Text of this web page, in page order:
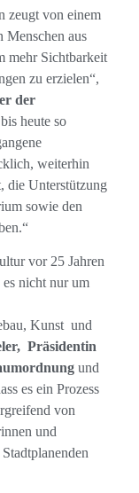
zeugt von einem
Menschen aus
mehr Sichtbarkeit
zu erzielen“,
der
heute so
weiterhin
die Unterstützung
sowie den
vor 25 Jahren
nicht nur um
Kunst und
Präsidentin
und
es ein Prozess
von
und